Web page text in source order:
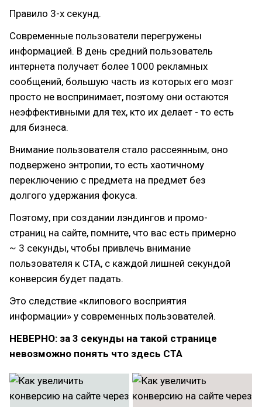
Правило 3-х секунд.
Современные пользователи перегружены
информацией. В день средний пользователь
интернета получает более 1000 рекламных
сообщений, большую часть из которых его мозг
просто не воспринимает, поэтому они остаются
неэффективными для тех, кто их делает - то есть
для бизнеса.
Внимание пользователя стало рассеянным, оно
подвержено энтропии, то есть хаотичному
переключению с предмета на предмет без
долгого удержания фокуса.
Поэтому, при создании лэндингов и промо-
страниц на сайте, помните, что вас есть примерно
~ 3 секунды, чтобы привлечь внимание
пользователя к CTA, с каждой лишней секундой
конверсия будет падать.
Это следствие «клипового восприятия
информации» у современных пользователей.
НЕВЕРНО: за 3 секунды на такой странице
невозможно понять что здесь CTA